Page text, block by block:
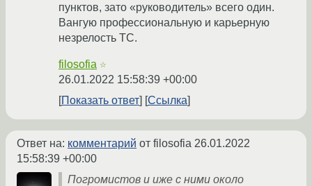
пунктов, зато «руководитель» всего один.
Вангую профессиональную и карьерную
незрелость ТС.
filosofia ☆
26.01.2022 15:58:39 +00:00
Показать ответ
Ссылка
Ответ на: комментарий от filosofia 26.01.2022
15:58:39 +00:00
Погромистов и иже с ними около